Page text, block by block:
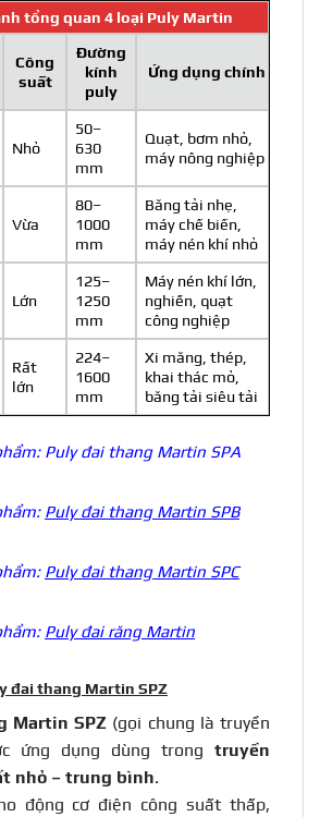
tổng quan 4 loại Puly Martin
Công
suất
Đường
kính
puly
Ứng dụng chính
Nhỏ
50–
630
mm
Quạt, bơm nhỏ,
máy nông nghiệp
Vừa
80–
1000
mm
Băng tải nhẹ,
máy chế biến,
máy nén khí nhỏ
Lớn
125–
1250
mm
Máy nén khí lớn,
nghiền, quạt
công nghiệp
Rất
lớn
224–
1600
mm
Xi măng, thép,
khai thác mỏ,
băng tải siêu tải
Puly đai thang Martin SPA
Puly đai thang Martin SPB
Puly đai thang Martin SPC
Puly đai răng Martin
đai thang Martin SPZ
Martin SPZ (gọi chung là truyền
ứng dụng dùng trong truyền
nhỏ – trung bình.
động cơ điện công suất thấp,